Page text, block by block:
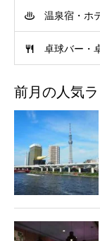
温泉宿・ホ
卓球バー・
前月の人気